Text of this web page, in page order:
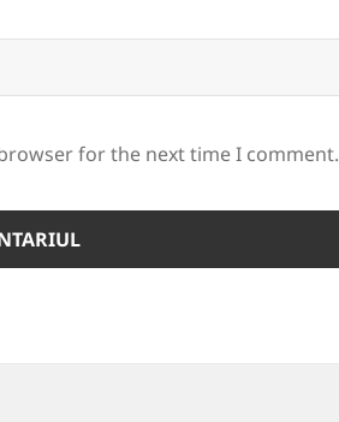
for the next time I comment.